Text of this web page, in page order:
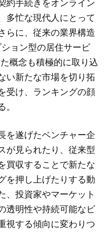
約手続きをオンライン
多忙な現代人にとって
らに、従来の業界構造
ョン型の居住サービ
概念も積極的に取り込
い新たな市場を切り拓
受け、ランキングの顔
を遂げたベンチャー企
が見られたり、従来型
買収することで新たな
を押し上げたりする動
、投資家やマーケット
透明性や持続可能なビ
視する傾向に変わりつ